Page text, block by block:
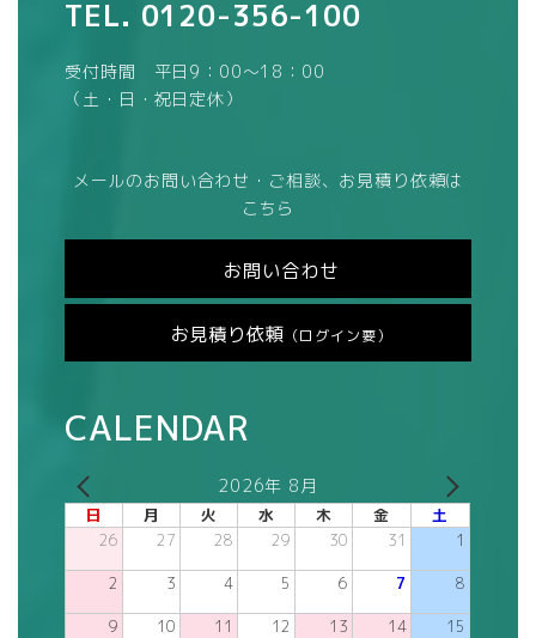
TEL. 0120-356-100
受付時間 平日9：00～18：00
（土・日・祝日定休）
メールのお問い合わせ・ご相談、お見積り依頼は
こちら
お問い合わせ
お見積り依頼 （ログイン要）
CALENDAR
2026年 8月
日 月 火 水 木 金 土
26 27 28 29 30 31 1
2 3 4 5 6 7 8
9 10 11 12 13 14 15